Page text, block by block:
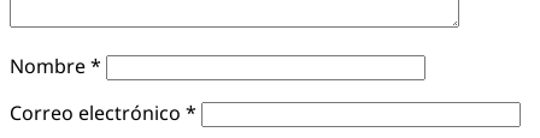
Nombre*
Correo electrónico *